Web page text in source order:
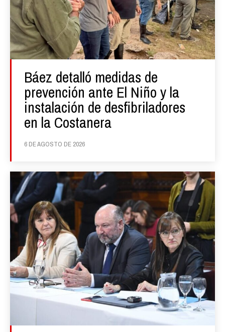
Báez detalló medidas de
prevención ante El Niño y la
instalación de desfibriladores
en la Costanera
6 DE AGOSTO DE 2026